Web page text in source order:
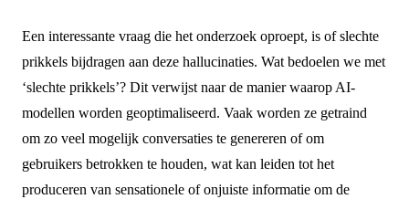
Een interessante vraag die het onderzoek oproept, is of slechte
prikkels bijdragen aan deze hallucinaties. Wat bedoelen we met
‘slechte prikkels’? Dit verwijst naar de manier waarop AI-
modellen worden geoptimaliseerd. Vaak worden ze getraind
om zo veel mogelijk conversaties te genereren of om
gebruikers betrokken te houden, wat kan leiden tot het
produceren van sensationele of onjuiste informatie om de